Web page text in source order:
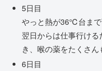
5日目
やっと熱が36℃台まで
翌日からは仕事行け
き、喉の薬をたくさん
6日目